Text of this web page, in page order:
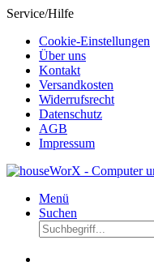
Service/Hilfe
Cookie-Einstellungen
Über uns
Kontakt
Versandkosten
Widerrufsrecht
Datenschutz
AGB
Impressum
Menü
Suchen